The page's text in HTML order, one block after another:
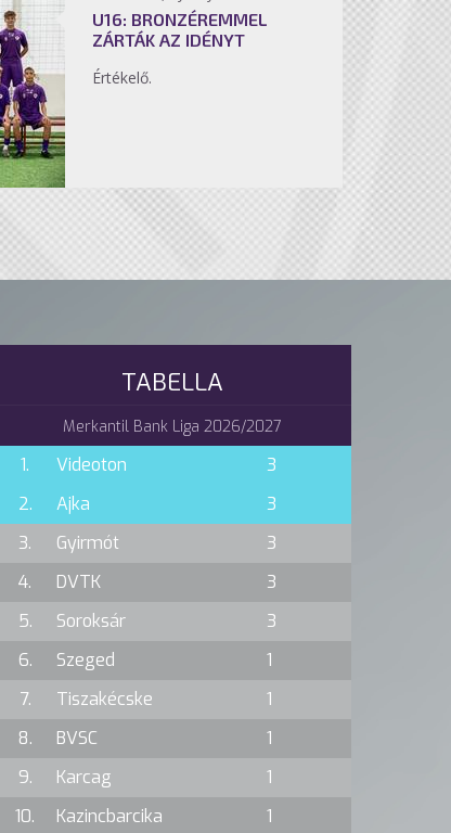
U16: BRONZÉREMMEL
ZÁRTÁK AZ IDÉNYT
Értékelő.
TABELLA
Merkantil Bank Liga 2026/2027
1. Videoton
3
2.
Ajka
3
3.
Gyirmót
3
4.
DVTK
3
5.
Soroksár
3
6.
Szeged
1
7.
Tiszakécske
1
8.
BVSC
1
9.
Karcag
1
10.
Kazincbarcika
1